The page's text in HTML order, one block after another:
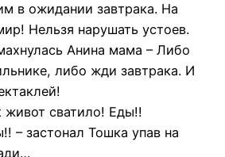
в ожидании завтрака. На
Нельзя нарушать устоев.
Анина мама – Либо
либо жди завтрака. И
сватило! Еды!!
– застонал Тошка упав на